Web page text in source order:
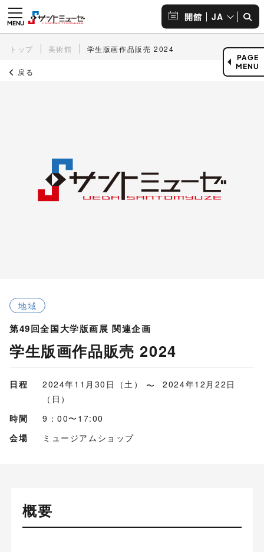
開館 JA
トップ 美術館 学生版画作品販売 2024
戻る
地域
第49回全国大学版画展 関連企画
学生版画作品販売 2024
日程 2024年11月30日（土）
2024年12月22日
（日）
時間
9：00〜17:00
会場
ミュージアムショップ
PAGE
MENU
概要